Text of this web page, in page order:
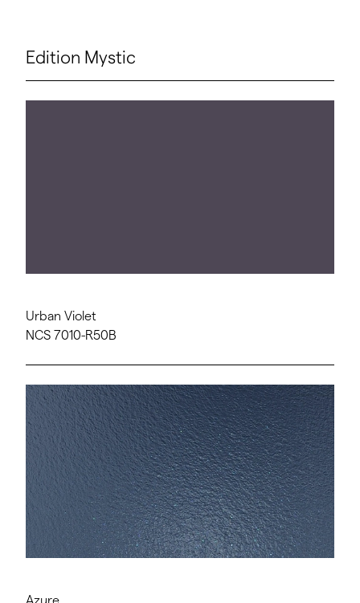
Edition Mystic
Urban Violet
NCS 7010-R50B
Azure